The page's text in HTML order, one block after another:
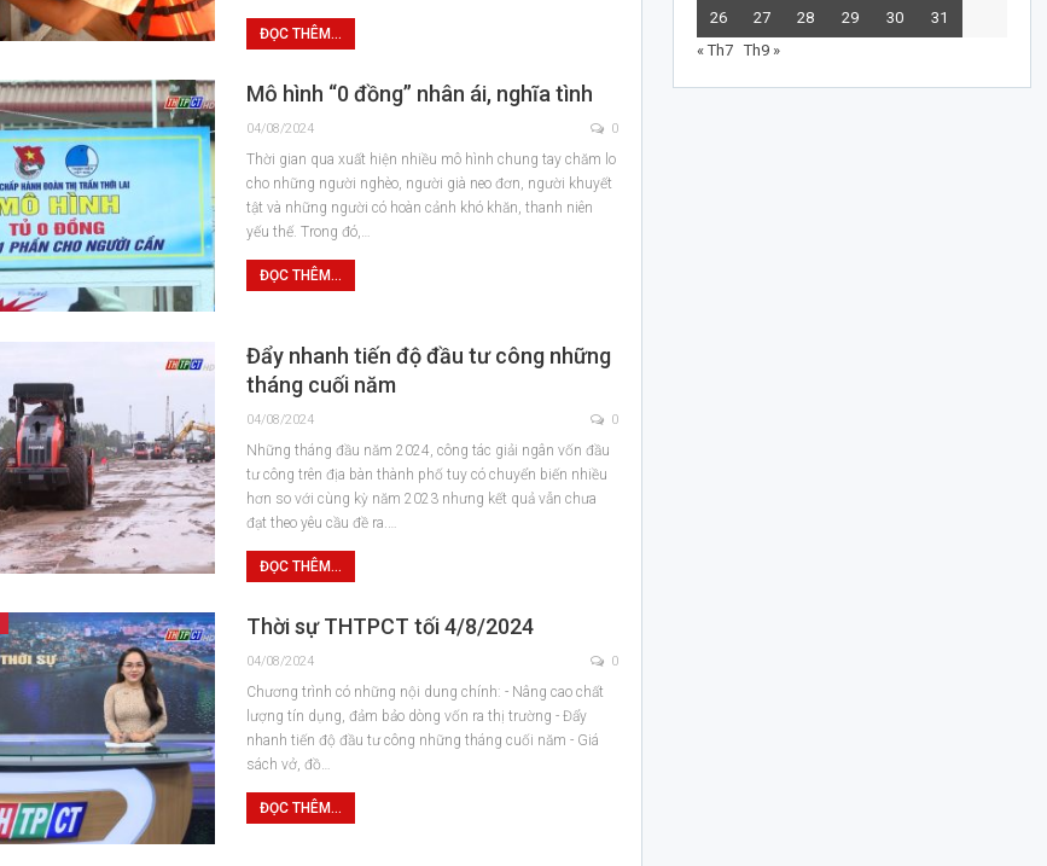
ĐỌC THÊM...
Mô hình “0 đồng” nhân ái, nghĩa tình
04/08/2024 0
Thời gian qua xuất hiện nhiều mô hình chung tay chăm lo
cho những người nghèo, người già neo đơn, người khuyết
tật và những người có hoàn cảnh khó khăn, thanh niên
yếu thế. Trong đó,…
ĐỌC THÊM...
Đẩy nhanh tiến độ đầu tư công những
tháng cuối năm
04/08/2024 0
Những tháng đầu năm 2024, công tác giải ngân vốn đầu
tư công trên địa bàn thành phố tuy có chuyển biến nhiều
hơn so với cùng kỳ năm 2023 nhưng kết quả vẫn chưa
đạt theo yêu cầu đề ra.…
ĐỌC THÊM...
Thời sự THTPCT tối 4/8/2024
04/08/2024 0
Chương trình có những nội dung chính: - Nâng cao chất
lượng tín dụng, đảm bảo dòng vốn ra thị trường - Đẩy
nhanh tiến độ đầu tư công những tháng cuối năm - Giá
sách vở, đồ…
ĐỌC THÊM...
26 27 28 29 30
31
« Th7 Th9 »